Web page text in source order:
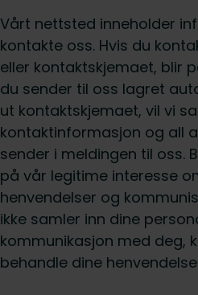
Vårt nettsted inneholder
kontakte oss. Hvis du
eller kontaktskjemaet, blir
du sender til oss lagret
ut kontaktskjemaet, vil vi
kontaktinformasjon og all
sender i meldingen til oss.
på vår legitime interesse
henvendelser og
ikke samler inn dine
kommunikasjon med deg,
behandle dine